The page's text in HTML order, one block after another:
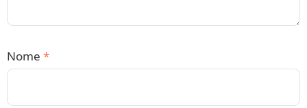
Nome *